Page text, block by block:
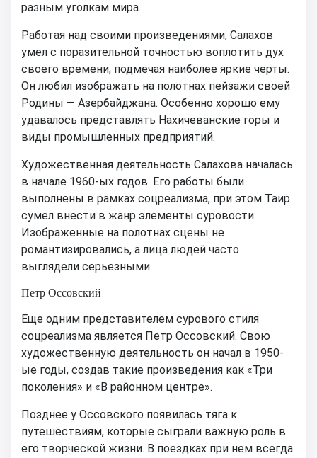
разным уголкам мира.
Работая над своими произведениями, Салахов
умел с поразительной точностью воплотить дух
своего времени, подмечая наиболее яркие черты.
Он любил изображать на полотнах пейзажи своей
Родины — Азербайджана. Особенно хорошо ему
удавалось представлять Нахичеванские горы и
виды промышленных предприятий.
Художественная деятельность Салахова началась
в начале 1960-ых годов. Его работы были
выполнены в рамках соцреализма, при этом Таир
сумел внести в жанр элементы суровости.
Изображенные на полотнах сцены не
романтизировались, а лица людей часто
выглядели серьезными.
Петр Оссовский
Еще одним представителем сурового стиля
соцреализма является Петр Оссовский. Свою
художественную деятельность он начал в 1950-
ые годы, создав такие произведения как «Три
поколения» и «В районном центре».
Позднее у Оссовского появилась тяга к
путешествиям, которые сыграли важную роль в
его творческой жизни. В поездках при нем всегда